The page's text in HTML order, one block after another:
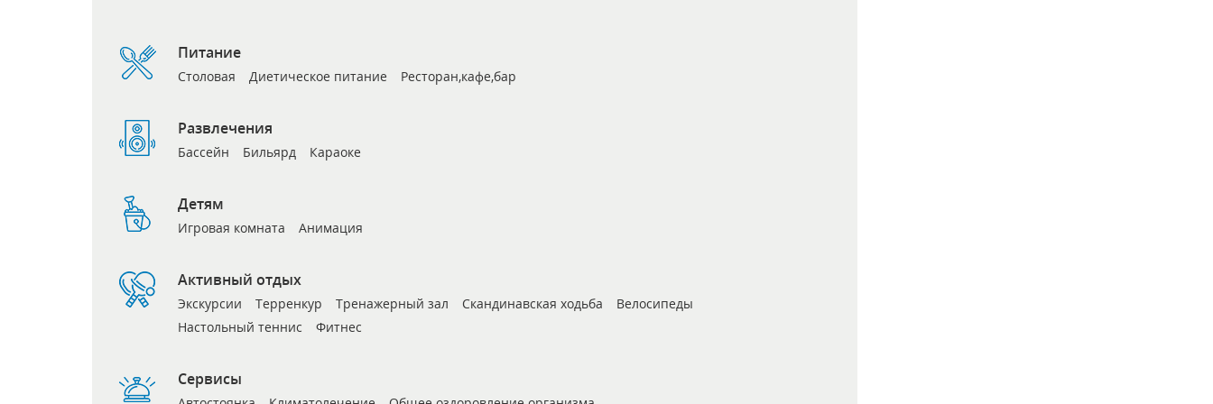
Питание
Столовая Диетическое питание Ресторан,кафе,бар
Развлечения
Бассейн Бильярд Караоке
Детям
Игровая комната Анимация
Активный отдых
Экскурсии Терренкур Тренажерный зал Скандинавская ходьба
Велосипеды
Настольный теннис
Фитнес
Сервисы